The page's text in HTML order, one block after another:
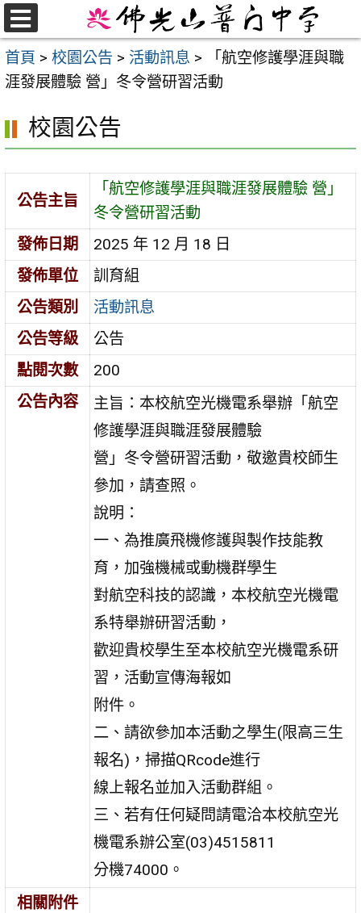
跳
至
主
要
首頁 > 校園公告 > 活動訊息 >
「航空修護學涯與職
涯發展體驗 營」冬令營研習活動
校園公告
公告主旨
「航空修護學涯與職涯發展體驗 營」
冬令營研習活動
發佈日期
2025 年 12 月 18 日
發佈單位
訓育組
公告類別
活動訊息
公告等級
公告
點閱次數
200
公告內容
主旨：本校航空光機電系舉辦「航空
修護學涯與職涯發展體驗
營」冬令營研習活動，敬邀貴校師生
參加，請查照。
說明：
一、為推廣飛機修護與製作技能教
育，加強機械或動機群學生
對航空科技的認識，本校航空光機電
系特舉辦研習活動，
歡迎貴校學生至本校航空光機電系研
習，活動宣傳海報如
附件。
二、請欲參加本活動之學生(限高三生
報名)，掃描QRcode進行
線上報名並加入活動群組。
三、若有任何疑問請電洽本校航空光
機電系辦公室(03)4515811
分機74000。
相關附件
選
單